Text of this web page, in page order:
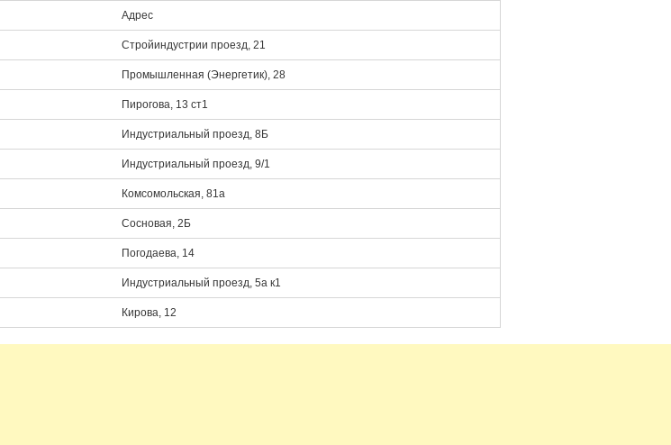
Адрес
Стройиндустрии проезд, 21
Промышленная (Энергетик), 28
Пирогова, 13 ст1
Индустриальный проезд, 8Б
Индустриальный проезд, 9/1
Комсомольская, 81а
Сосновая, 2Б
Погодаева, 14
Индустриальный проезд, 5а к1
Кирова, 12